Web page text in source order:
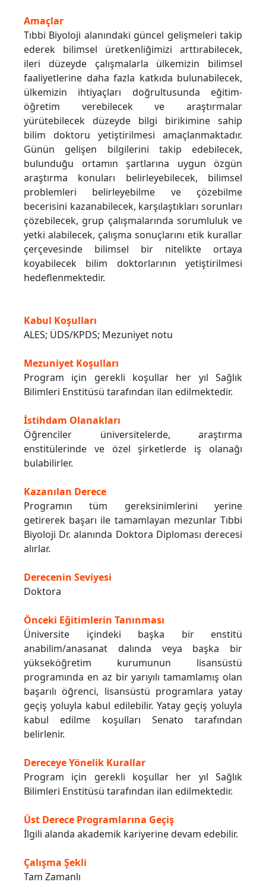
Amaçlar
Tıbbi Biyoloji alanındaki güncel gelişmeleri takip
ederek bilimsel üretkenliğimizi arttırabilecek,
ileri düzeyde çalışmalarla ülkemizin bilimsel
faaliyetlerine daha fazla katkıda bulunabilecek,
ülkemizin ihtiyaçları doğrultusunda eğitim-
öğretim verebilecek ve araştırmalar
yürütebilecek düzeyde bilgi birikimine sahip
bilim doktoru yetiştirilmesi amaçlanmaktadır.
Günün gelişen bilgilerini takip edebilecek,
bulunduğu ortamın şartlarına uygun özgün
araştırma konuları belirleyebilecek, bilimsel
problemleri belirleyebilme ve çözebilme
becerisini kazanabilecek, karşılaştıkları sorunları
çözebilecek, grup çalışmalarında sorumluluk ve
yetki alabilecek, çalışma sonuçlarını etik kurallar
çerçevesinde bilimsel bir nitelikte ortaya
koyabilecek bilim doktorlarının yetiştirilmesi
hedeflenmektedir.
Kabul Koşulları
ALES; ÜDS/KPDS; Mezuniyet notu
Mezuniyet Koşulları
Program için gerekli koşullar her yıl Sağlık
Bilimleri Enstitüsü tarafından ilan edilmektedir.
İstihdam Olanakları
Öğrenciler üniversitelerde, araştırma
enstitülerinde ve özel şirketlerde iş olanağı
bulabilirler.
Kazanılan Derece
Programın tüm gereksinimlerini yerine
getirerek başarı ile tamamlayan mezunlar Tıbbi
Biyoloji Dr. alanında Doktora Diploması derecesi
alırlar.
Derecenin Seviyesi
Doktora
Önceki Eğitimlerin Tanınması
Üniversite içindeki başka bir enstitü
anabilim/anasanat dalında veya başka bir
yükseköğretim kurumunun lisansüstü
programında en az bir yarıyılı tamamlamış olan
başarılı öğrenci, lisansüstü programlara yatay
geçiş yoluyla kabul edilebilir. Yatay geçiş yoluyla
kabul edilme koşulları Senato tarafından
belirlenir.
Dereceye Yönelik Kurallar
Program için gerekli koşullar her yıl Sağlık
Bilimleri Enstitüsü tarafından ilan edilmektedir.
Üst Derece Programlarına Geçiş
İlgili alanda akademik kariyerine devam edebilir.
Çalışma Şekli
Tam Zamanlı